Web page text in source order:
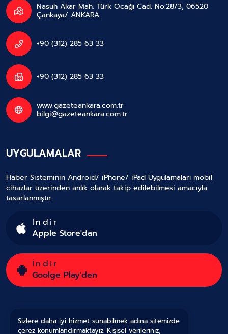
Nasuh Akar Mah. Türk Ocağı Cad. No:28/3, 06520
Çankaya/ ANKARA
+90 (312) 285 63 33
+90 (312) 285 63 33
www.gazeteankara.com.tr
bilgi@gazeteankara.com.tr
UYGULAMALAR
Haber Sisteminin Android/ iPhone/ iPad Uygulamaları mobil
cihazlar üzerinden anlık olarak takip edilebilmesi amacıyla
tasarlanmıştır.
İndir
Apple Store'dan
İndir
Goolge Play'den
Sizlere daha iyi hizmet sunabilmek adına sitemizde
çerez konumlandırmaktayız. Kişisel verileriniz,